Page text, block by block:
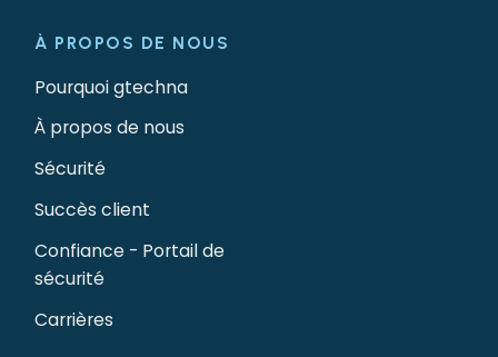
À PROPOS DE NOUS
Pourquoi gtechna
À propos de nous
Sécurité
Succès client
Confiance - Portail de
sécurité
Carrières